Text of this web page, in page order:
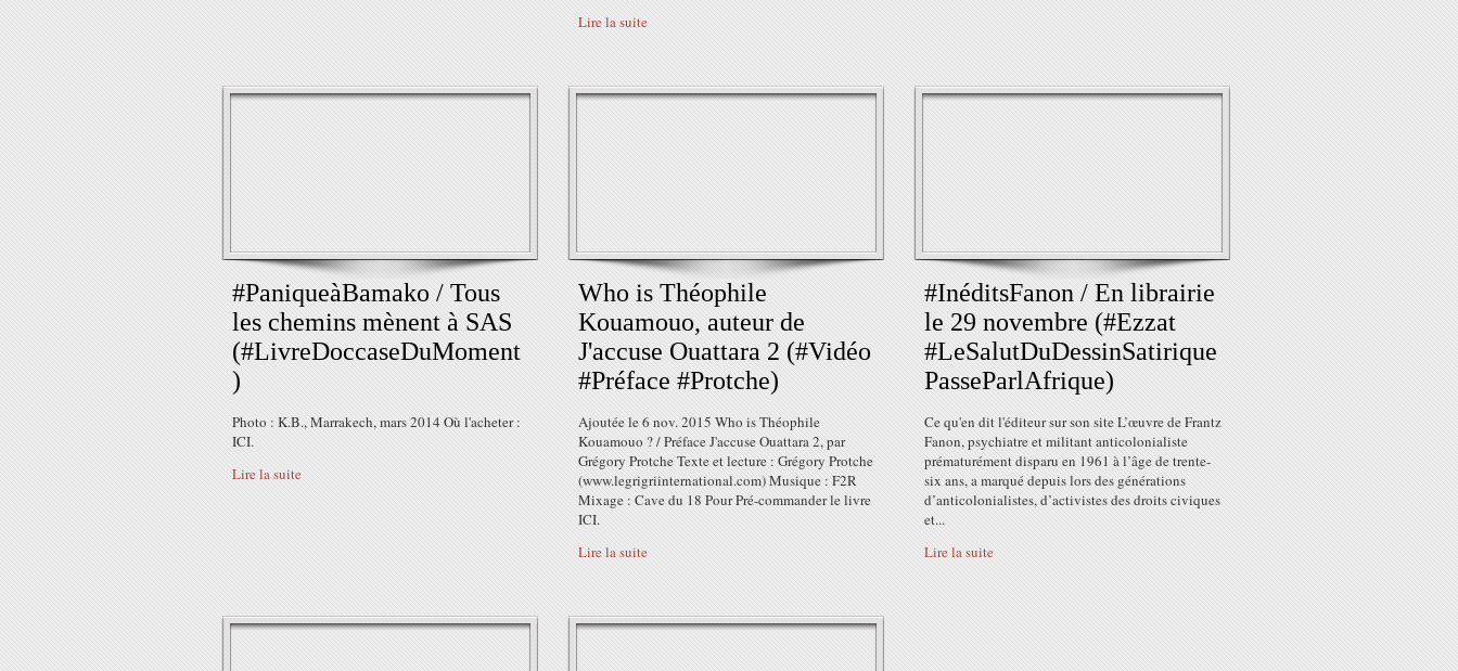
Lire la suite
#PaniqueàBamako / Tous
les chemins mènent à SAS
(#LivreDoccaseDuMoment
)
Photo : K.B., Marrakech, mars 2014 Où l'acheter :
ICI.
Lire la suite
Who is Théophile
Kouamouo, auteur de
J'accuse Ouattara 2 (#Vidéo
#Préface #Protche)
Ajoutée le 6 nov. 2015 Who is Théophile
Kouamouo ? / Préface J'accuse Ouattara 2, par
Grégory Protche Texte et lecture : Grégory Protche
(www.legrigriinternational.com) Musique : F2R
Mixage : Cave du 18 Pour Pré-commander le livre
ICI.
Lire la suite
#InéditsFanon / En librairie
le 29 novembre (#Ezzat
#LeSalutDuDessinSatirique
PasseParlAfrique)
Ce qu'en dit l'éditeur sur son site L’œuvre de Frantz
Fanon, psychiatre et militant anticolonialiste
prématurément disparu en 1961 à l’âge de trente-
six ans, a marqué depuis lors des générations
d’anticolonialistes, d’activistes des droits civiques
et...
Lire la suite